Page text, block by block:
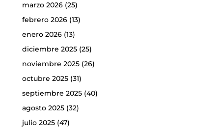
marzo 2026(25)
febrero 2026(13)
enero 2026(13)
diciembre 2025(25)
noviembre 2025(26)
octubre 2025(31)
septiembre 2025(40)
agosto 2025(32)
julio 2025(47)